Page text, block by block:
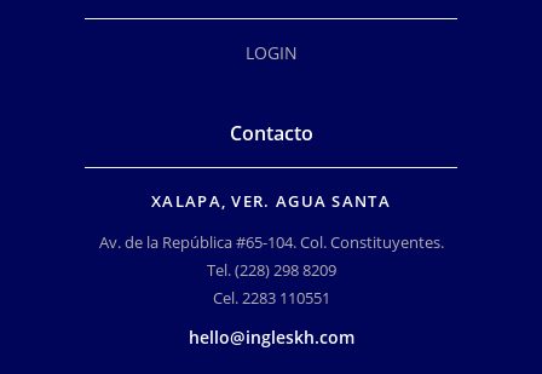
LOGIN
Contacto
XALAPA, VER. AGUA SANTA
Av. de la República #65-104. Col. Constituyentes.
Tel. (228) 298 8209
Cel. 2283 110551
hello@ingleskh.com